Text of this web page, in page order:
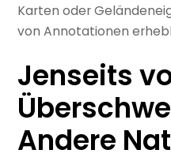
Karten oder
von Annotationen
Jenseits
Andere